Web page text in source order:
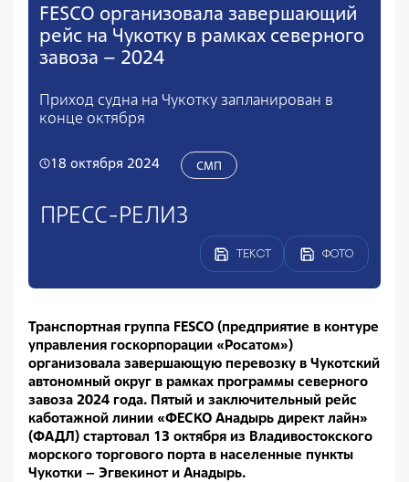
FESCO организовала завершающий
рейс на Чукотку в рамках северного
завоза – 2024
Приход судна на Чукотку запланирован в
конце октября
18 октября 2024 СМП
ПРЕСС-РЕЛИЗ
ТЕКСТ ФОТО
Транспортная группа FESCO (предприятие в контуре
управления госкорпорации «Росатом»)
организовала завершающую перевозку в Чукотский
автономный округ в рамках программы северного
завоза 2024 года. Пятый и заключительный рейс
каботажной линии «ФЕСКО Анадырь директ лайн»
(ФАДЛ) стартовал 13 октября из Владивостокского
морского торгового порта в населенные пункты
Чукотки – Эгвекинот и Анадырь.